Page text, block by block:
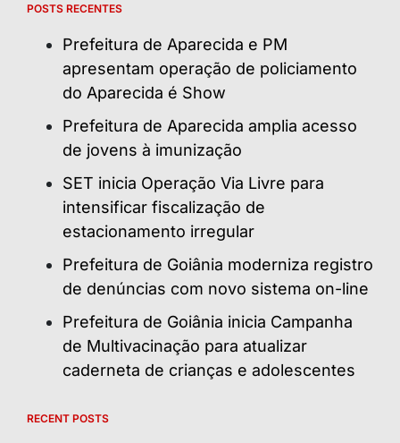
POSTS RECENTES
Prefeitura de Aparecida e PM
apresentam operação de policiamento
do Aparecida é Show
Prefeitura de Aparecida amplia acesso
de jovens à imunização
SET inicia Operação Via Livre para
intensificar fiscalização de
estacionamento irregular
Prefeitura de Goiânia moderniza registro
de denúncias com novo sistema on-line
Prefeitura de Goiânia inicia Campanha
de Multivacinação para atualizar
caderneta de crianças e adolescentes
RECENT POSTS